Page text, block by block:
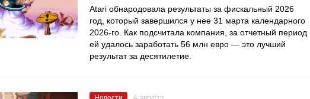
Atari обнародовала результаты за фискальный 2026
год, который завершился у нее 31 марта календарного
2026-го. Как подсчитала компания, за отчетный период
ей удалось заработать 56 млн евро — это лучший
результат за десятилетие.